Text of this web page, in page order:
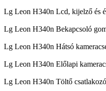
Lg Leon H340n Lcd, kijelző és
Lg Leon H340n Bekapcsoló
Lg Leon H340n Hátsó
Lg Leon H340n Előlapi
Lg Leon H340n Töltő